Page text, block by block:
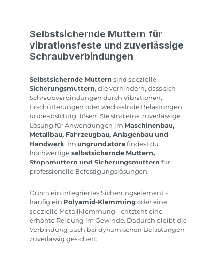
Selbstsichernde Muttern für
vibrationsfeste und zuverlässige
Schraubverbindungen
Selbstsichernde Muttern sind spezielle
Sicherungsmuttern, die verhindern, dass sich
Schraubverbindungen durch Vibrationen,
Erschütterungen oder wechselnde Belastungen
unbeabsichtigt lösen. Sie sind eine zuverlässige
Lösung für Anwendungen im Maschinenbau,
Metallbau, Fahrzeugbau, Anlagenbau und
Handwerk. Im ungrund.store findest du
hochwertige selbstsichernde Muttern,
Stoppmuttern und Sicherungsmuttern für
professionelle Befestigungslösungen.
Durch ein integriertes Sicherungselement -
häufig ein Polyamid-Klemmring oder eine
spezielle Metallklemmung - entsteht eine
erhöhte Reibung im Gewinde. Dadurch bleibt die
Verbindung auch bei dynamischen Belastungen
zuverlässig gesichert.